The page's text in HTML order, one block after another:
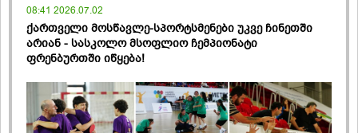
08:41 2026.07.02
ქართველი მოსწავლე-სპორტსმენები უკვე ჩინეთში
არიან - სასკოლო მსოფლიო ჩემპიონატი
ფრენბურთში იწყება!